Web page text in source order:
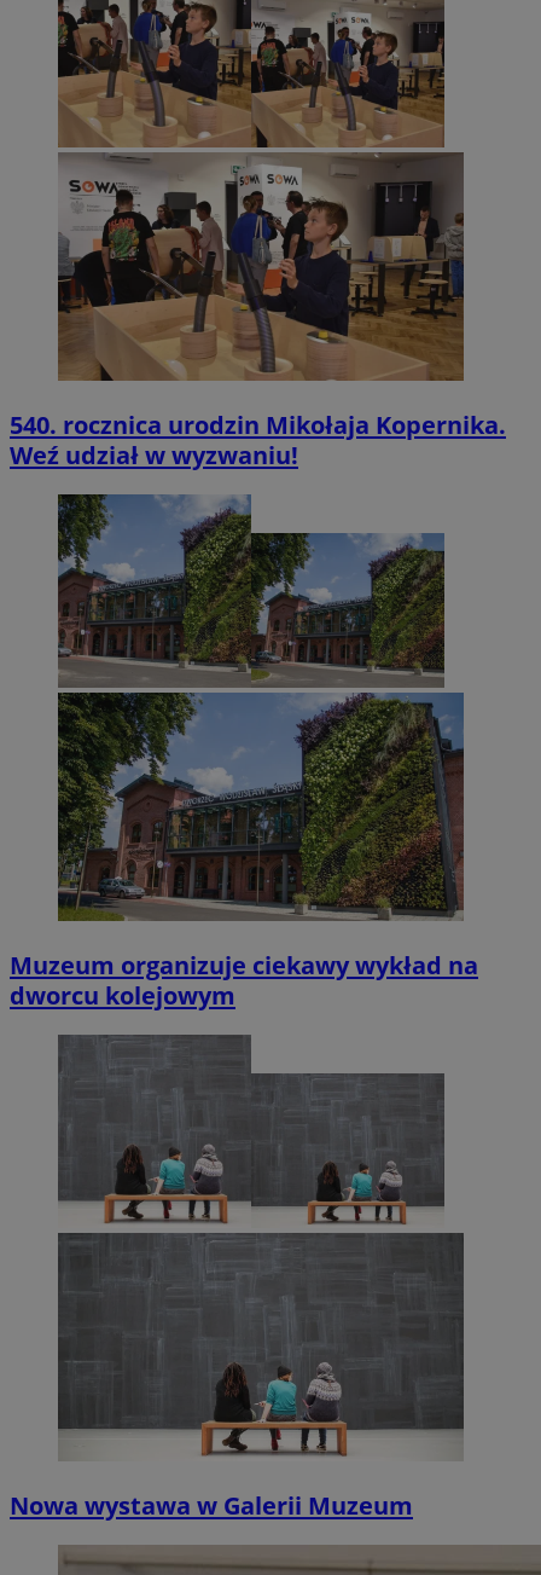
540. rocznica urodzin Mikołaja Kopernika.
Weź udział w wyzwaniu!
Muzeum organizuje ciekawy wykład na
dworcu kolejowym
Nowa wystawa w Galerii Muzeum